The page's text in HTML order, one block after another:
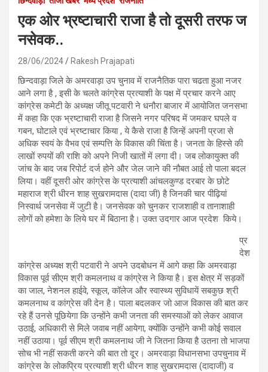
एक ओर भ्रष्टाचारी राजा है तो दूसरी तरफ ज
नसेवक..
28/06/2024 Rakesh Prajapati
छिन्दवाड़ा जिले के अमरवाड़ा उप चुनाव में राजनैतिक पारा चढता हुआ नजर
आने लगा है , इसी के चलते कांग्रेस प्रत्याशी के पक्ष में प्रचार करने आए
कांग्रेस कमेटी के अध्यक्ष जीतू पटवारी ने धनौरा बाजार में आयोजित जनसभा
में कहा कि एक भ्रष्टाचारी राजा है जिसने नगर परिषद में जमकर घपले व
गबन, घोटाले एवं भ्रष्टाचार किया , ये कैसे राजा है जिन्हें अपनी प्रजा से
अधिक स्वयं के वैभव एवं सम्पत्ति के विकास की चिंता है। जनता के हिस्से की
लाखों रुपयों की राशि को अपने निजी खातों में लगा दी। जब लोकायुक्त की
जांच के बाद जब रिपोर्ट दर्ज होने और जेल जाने की नौबत आई तो पाला बदल
लिया। वहीं दूसरी ओर कांग्रेस के प्रत्याशी आंचलकुण्ड दरबार के छोटे
महाराज श्री धीरन शाह सुखरामदास (दादा जी) है जिनकी चार पीढ़ियां
निस्वार्थ जनसेवा में जुटी है। जनसेवक को चुनकर राजशाही व तानाशाही
लोगों को हमेशा के लिये घर में बिठाना है। उक्त उदगार आज प्रदेश किये।
प्र
देश
कांग्रेस अध्यक्ष श्री पटवारी ने अपने उदबोधन में आगे कहा कि अमरवाड़ा
विकास पूर्व सीएम श्री कमलनाथ व कांग्रेस ने किया है। इस क्षेत्र में सड़कों
का जाल, नेशनल हाईवे, स्कूल, कॉलेज और स्वास्थ्य सुविधायें सबकुछ श्री
कमलनाथ व कांग्रेस की देन है। पाला बदलकर जो आज विकास की बात कर
रहे हैं उनसे पूछियेगा कि उन्होंने कभी जनता की समस्याओं को लेकर आवाज
उठाई, अधिकारी से मिले जवाब नहीं आयेगा, क्योंकि उन्होंने कभी कोई सवाल
नहीं उठाया। पूर्व सीएम श्री कमलनाथ जी ने जितना किया है उतना तो भाजपा
सोच भी नहीं सकती करने की बात तो दूर। अमरवाड़ा विधानसभा उपचुनाव में
कांग्रेस के लोकप्रिय प्रत्याशी श्री धीरन शाह सुखरामदास (दादाजी) व